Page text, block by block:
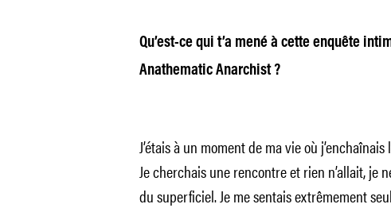
Qu’est-ce qui t’a mené à cette enquête
Anathematic Anarchist ?
J’étais à un moment de ma vie où
Je cherchais une rencontre et rien n’allait, je
du superficiel. Je me sentais extrêmement